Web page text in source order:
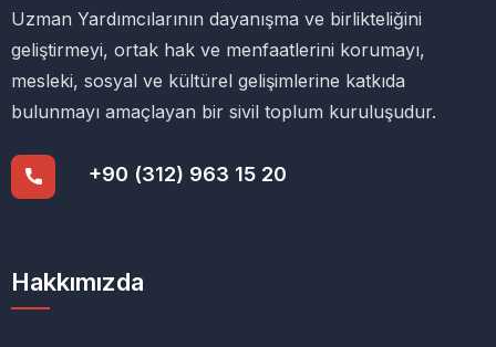
Uzman Yardımcılarının dayanışma ve birlikteliğini
geliştirmeyi, ortak hak ve menfaatlerini korumayı,
mesleki, sosyal ve kültürel gelişimlerine katkıda
bulunmayı amaçlayan bir sivil toplum kuruluşudur.
+90 (312) 963 15 20
Hakkımızda